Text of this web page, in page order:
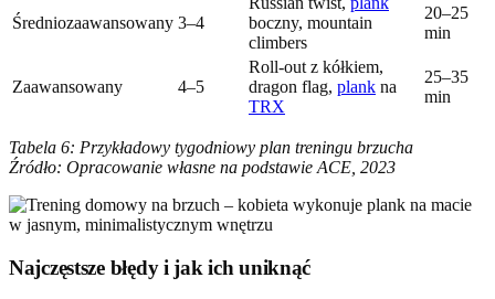
Średniozaawansowany 3–4
boczny, mountain
climbers
20–25
min
Zaawansowany 4–5
Roll-out z kółkiem,
dragon flag, plank na
TRX
25–35
min
Tabela 6: Przykładowy tygodniowy plan treningu brzucha
Źródło: Opracowanie własne na podstawie ACE, 2023
Najczęstsze błędy i jak ich uniknąć